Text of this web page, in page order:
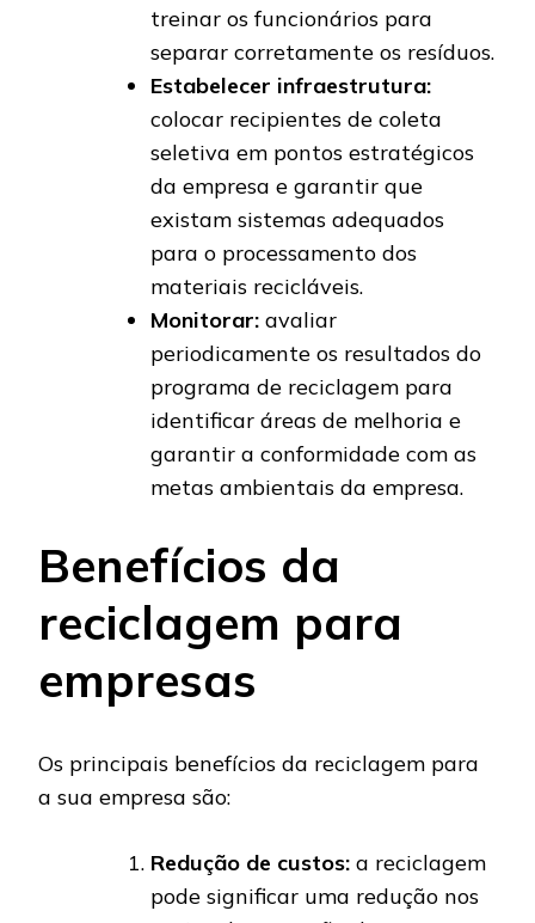
treinar os funcionários para
separar corretamente os resíduos.
Estabelecer infraestrutura:
colocar recipientes de coleta
seletiva em pontos estratégicos
da empresa e garantir que
existam sistemas adequados
para o processamento dos
materiais recicláveis.
Monitorar: avaliar
periodicamente os resultados do
programa de reciclagem para
identificar áreas de melhoria e
garantir a conformidade com as
metas ambientais da empresa.
Benefícios da
reciclagem para
empresas
Os principais benefícios da reciclagem para
a sua empresa são:
Redução de custos: a reciclagem
pode significar uma redução nos